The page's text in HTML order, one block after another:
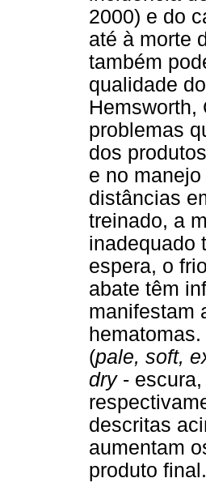
2000) e do
até à morte
também
qualidade
Hemsworth,
problemas
dos
e no
distâncias
treinado, a
inadequado
espera, o
abate têm
manifestam
(pale, soft,
dry- escura,
descritas
aumentam
produto final.